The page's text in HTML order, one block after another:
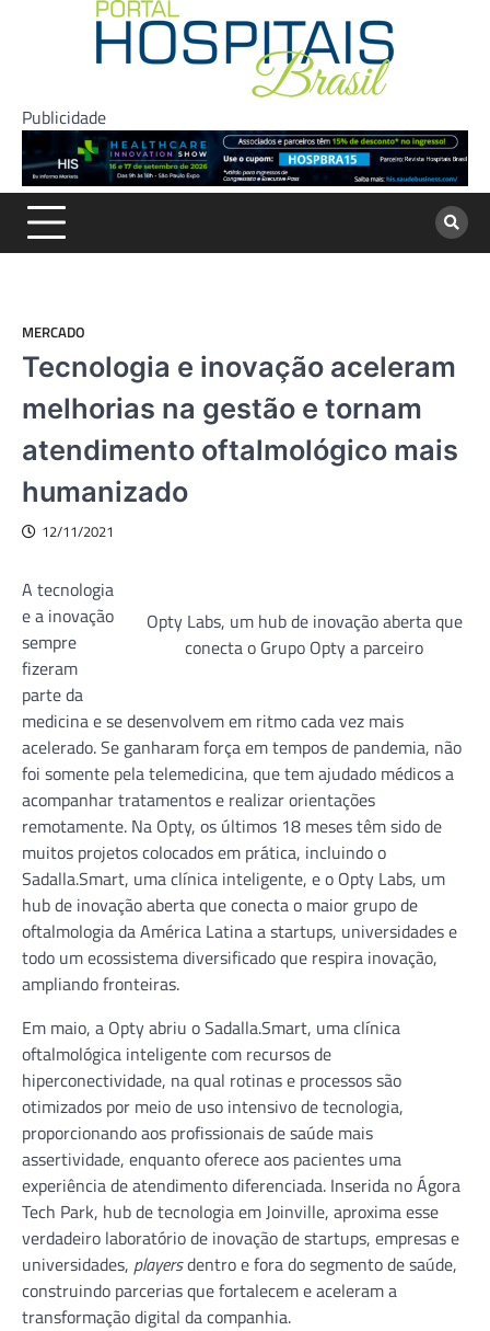
Publicidade
MERCADO
Tecnologia e inovação aceleram
melhorias na gestão e tornam
atendimento oftalmológico mais
humanizado
12/11/2021
Opty Labs, um hub de inovação aberta que
conecta o Grupo Opty a parceiro
A tecnologia
e a inovação
sempre
fizeram
parte da
medicina e se desenvolvem em ritmo cada vez mais
acelerado. Se ganharam força em tempos de pandemia, não
foi somente pela telemedicina, que tem ajudado médicos a
acompanhar tratamentos e realizar orientações
remotamente. Na Opty, os últimos 18 meses têm sido de
muitos projetos colocados em prática, incluindo o
Sadalla.Smart, uma clínica inteligente, e o Opty Labs, um
hub de inovação aberta que conecta o maior grupo de
oftalmologia da América Latina a startups, universidades e
todo um ecossistema diversificado que respira inovação,
ampliando fronteiras.
Em maio, a Opty abriu o Sadalla.Smart, uma clínica
oftalmológica inteligente com recursos de
hiperconectividade, na qual rotinas e processos são
otimizados por meio de uso intensivo de tecnologia,
proporcionando aos profissionais de saúde mais
assertividade, enquanto oferece aos pacientes uma
experiência de atendimento diferenciada. Inserida no Ágora
Tech Park, hub de tecnologia em Joinville, aproxima esse
verdadeiro laboratório de inovação de startups, empresas e
universidades, playersdentro e fora do segmento de saúde,
construindo parcerias que fortalecem e aceleram a
transformação digital da companhia.